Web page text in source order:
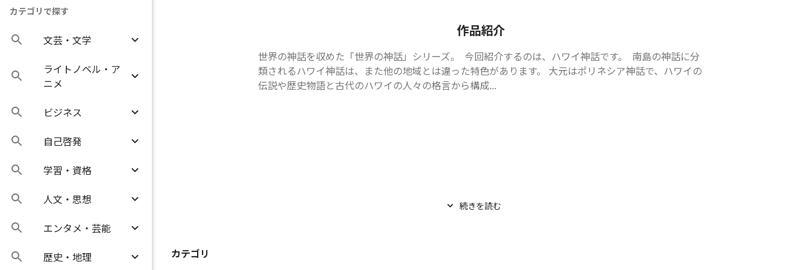
カテゴリで探す
文芸・文学
ライトノベル・ア
ニメ
ビジネス
自己啓発
学習・資格
人文・思想
エンタメ・芸能
歴史・地理
作品紹介
世界の神話を収めた「世界の神話」シリーズ。  今回紹介するのは、ハワイ神話です。  南島の神話に分
類されるハワイ神話は、また他の地域とは違った特色があります。 大元はポリネシア神話で、ハワイの
伝説や歴史物語と古代のハワイの人々の格言から構成...
続きを読む
カテゴリ